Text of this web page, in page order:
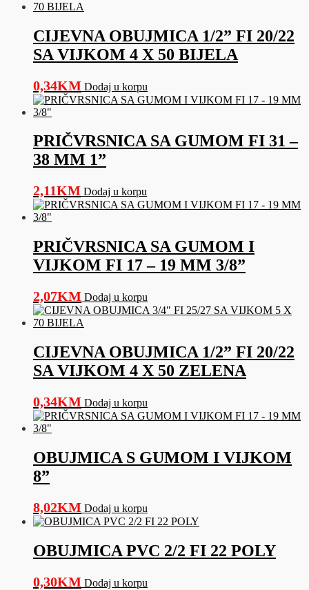
CIJEVNA OBUJMICA 1/2” FI 20/22
SA VIJKOM 4 X 50 BIJELA
0,34KM Dodaj u korpu
PRIČVRSNICA SA GUMOM FI 31 –
38 MM 1”
2,11KM Dodaj u korpu
PRIČVRSNICA SA GUMOM I
VIJKOM FI 17 – 19 MM 3/8”
2,07KM Dodaj u korpu
CIJEVNA OBUJMICA 1/2” FI 20/22
SA VIJKOM 4 X 50 ZELENA
0,34KM Dodaj u korpu
OBUJMICA S GUMOM I VIJKOM
8”
8,02KM Dodaj u korpu
OBUJMICA PVC 2/2 FI 22 POLY
0,30KM Dodaj u korpu